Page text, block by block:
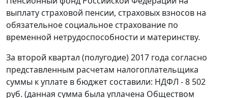
выплату страховой пенсии, страховых взносов на
обязательное социальное страхование по
временной нетрудоспособности и материнству.
За второй квартал (полугодие) 2017 года согласно
представленным расчетам налогоплательщика
суммы к уплате в бюджет составили: НДФЛ - 8 502
руб. (данная сумма была уплачена Обществом